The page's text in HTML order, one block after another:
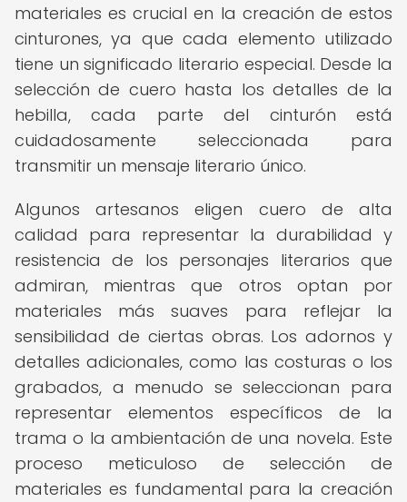
materiales es crucial en la creación de estos
cinturones, ya que cada elemento utilizado
tiene un significado literario especial. Desde la
selección de cuero hasta los detalles de la
hebilla, cada parte del cinturón está
cuidadosamente seleccionada para
transmitir un mensaje literario único.
Algunos artesanos eligen cuero de alta
calidad para representar la durabilidad y
resistencia de los personajes literarios que
admiran, mientras que otros optan por
materiales más suaves para reflejar la
sensibilidad de ciertas obras. Los adornos y
detalles adicionales, como las costuras o los
grabados, a menudo se seleccionan para
representar elementos específicos de la
trama o la ambientación de una novela. Este
proceso meticuloso de selección de
materiales es fundamental para la creación